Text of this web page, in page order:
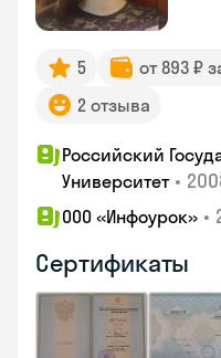
5 от 893 ₽
2 отзыва
Российский
Университет •
ООО «Инфоурок» •
Сертификаты